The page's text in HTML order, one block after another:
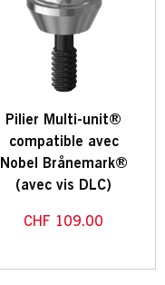
Pilier Multi-unit®
compatible avec
Nobel Brånemark®
(avec vis DLC)
CHF 109.00